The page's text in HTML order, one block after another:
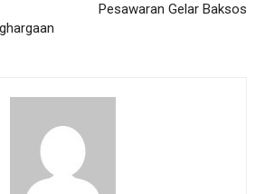
Pesawaran Gelar Baksos